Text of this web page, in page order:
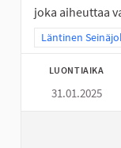
joka aiheuttaa
Rajaa tulokset
Läntinen
LUONTIAIKA
31.01.2025